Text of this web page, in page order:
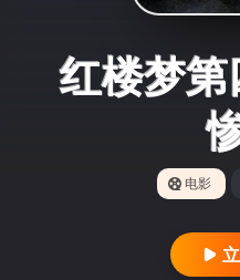
红楼梦第
电影